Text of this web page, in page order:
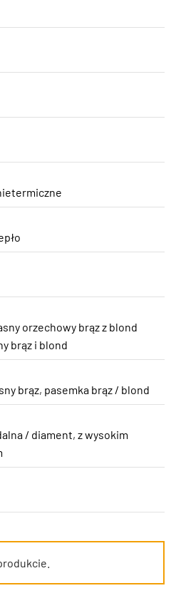
orzechowy brąz z blond
brąz i blond
brąz, pasemka brąz / blond
/ diament, z wysokim